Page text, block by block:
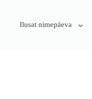
Ilusat nimepäeva